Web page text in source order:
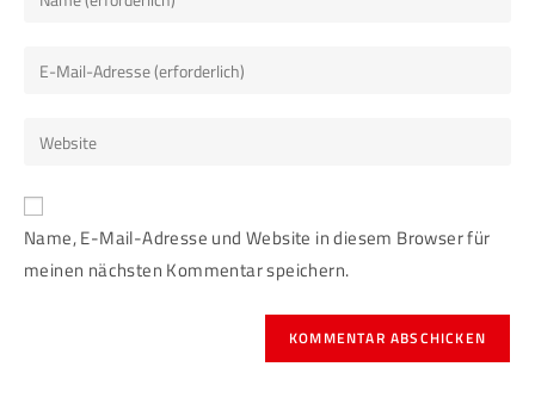
Name, E-Mail-Adresse und Website in diesem Browser für
meinen nächsten Kommentar speichern.